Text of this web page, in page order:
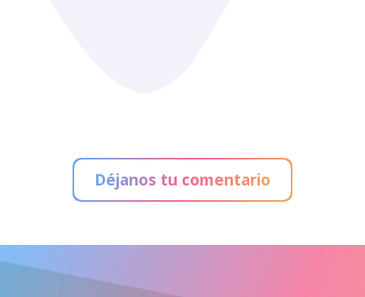
Déjanos tu comentario